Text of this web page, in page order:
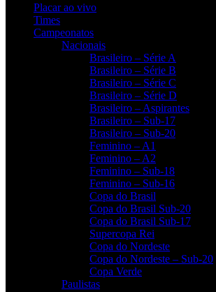
Placar ao vivo
Times
Campeonatos
Nacionais
Brasileiro – Série A
Brasileiro – Série B
Brasileiro – Série C
Brasileiro – Série D
Brasileiro – Aspirantes
Brasileiro – Sub-17
Brasileiro – Sub-20
Feminino – A1
Feminino – A2
Feminino – Sub-18
Feminino – Sub-16
Copa do Brasil
Copa do Brasil Sub-20
Copa do Brasil Sub-17
Supercopa Rei
Copa do Nordeste
Copa do Nordeste – Sub-20
Copa Verde
Paulistas